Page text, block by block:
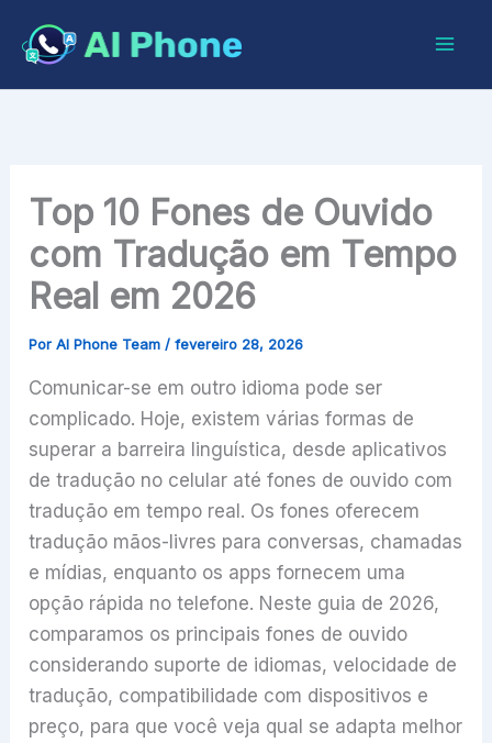
para
Top 10 Fones de Ouvido
com Tradução em Tempo
Real em 2026
PorAI Phone Team/fevereiro 28, 2026
Comunicar-se em outro idioma pode ser
complicado. Hoje, existem várias formas de
superar a barreira linguística, desde aplicativos
de tradução no celular até fones de ouvido com
tradução em tempo real. Os fones oferecem
tradução mãos-livres para conversas, chamadas
e mídias, enquanto os apps fornecem uma
opção rápida no telefone. Neste guia de 2026,
comparamos os principais fones de ouvido
considerando suporte de idiomas, velocidade de
tradução, compatibilidade com dispositivos e
preço, para que você veja qual se adapta melhor